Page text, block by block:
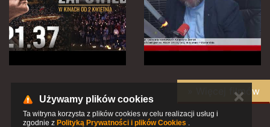
» Więcej filmów
Używamy plików cookies
Ta witryna korzysta z plików cookies w celu realizacji usług i
zgodnie z Polityką Prywatności i plików Cookies .
✕